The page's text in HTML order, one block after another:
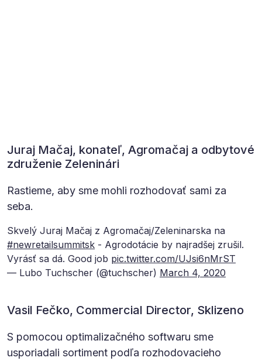
Juraj Mačaj, konateľ, Agromačaj a odbytové
združenie Zeleninári
Rastieme, aby sme mohli rozhodovať sami za
seba.
Skvelý Juraj Mačaj z Agromačaj/Zeleninarska na
#newretailsummitsk - Agrodotácie by najradšej zrušil.
Vyrásť sa dá. Good job pic.twitter.com/UJsi6nMrST
— Lubo Tuchscher (@tuchscher) March 4, 2020
Vasil Fečko, Commercial Director, Sklizeno
S pomocou optimalizačného softwaru sme
usporiadali sortiment podľa rozhodovacieho